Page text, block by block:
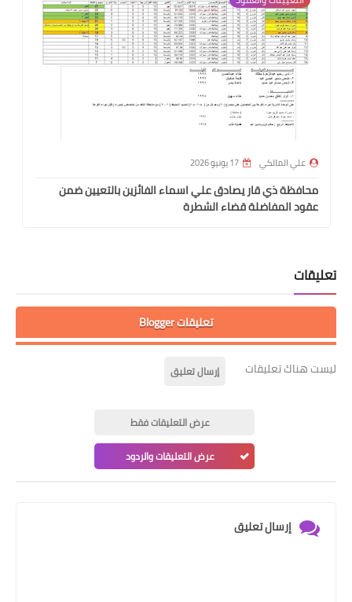
علي المالكي 17 يونيو 2026
محافظة ذي قار يصادق علي اسماء الفائزين بالتعيين ضمن
عقود المفاضلة قضاء الشطرة
تعليقات
تعليقات Blogger
ليست هناك تعليقات إرسال تعليق
عرض التعليقات فقط
عرض التعليقات والردود
إرسال تعليق